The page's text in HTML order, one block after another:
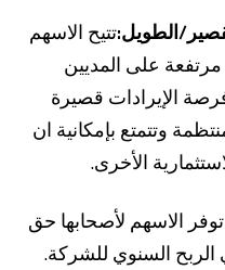
مركز رضا العملاء
رسوم المنتجات والخدمات
الطويل:تتيح الاسهم
على المديين
الإيرادات قصيرة
وتتمتع بإمكانية ان
الأخرى.
توفر الاسهم لأصحابها حق
السنوي للشركة.